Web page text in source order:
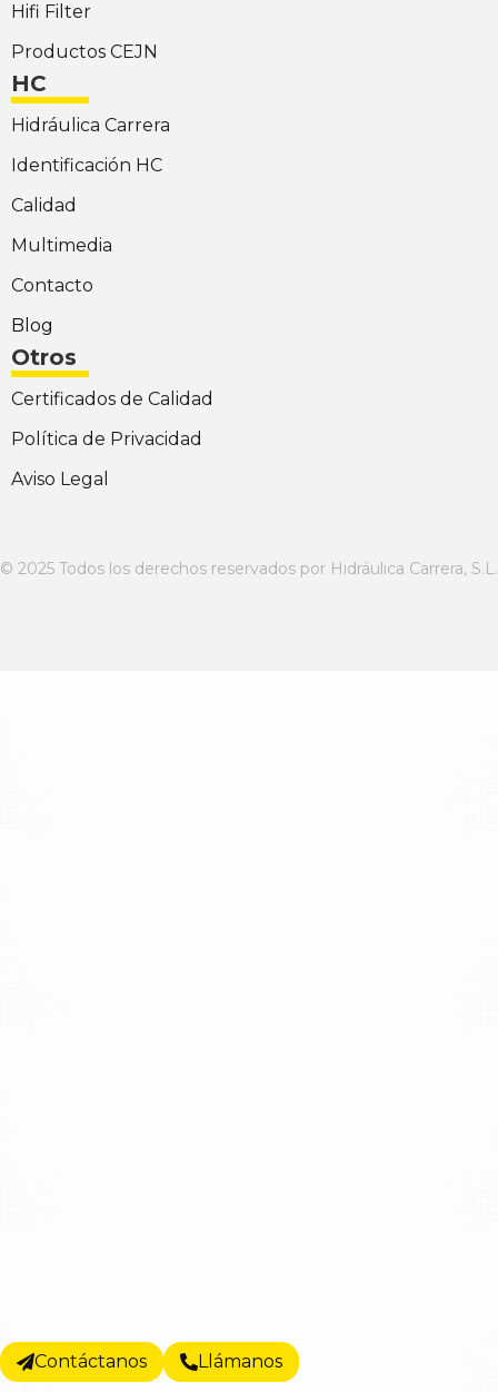
Hifi Filter
Productos CEJN
HC
Hidráulica Carrera
Identificación HC
Calidad
Multimedia
Contacto
Blog
Otros
Certificados de Calidad
Política de Privacidad
Aviso Legal
© 2025 Todos los derechos reservados por Hidráulica Carrera, S.L.
Contáctanos Llámanos